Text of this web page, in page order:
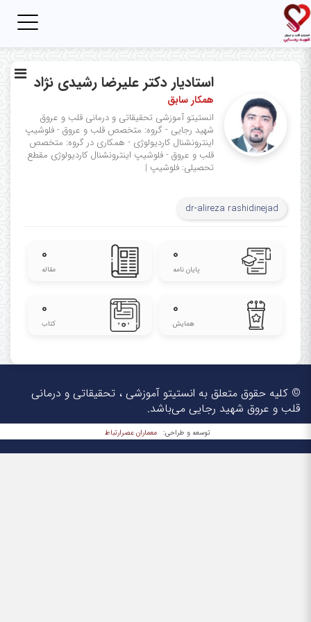
استادیار دکتر علیرضا رشیدی نژاد
همکار سابق
انستیتو آموزشی تحقیقاتی و درمانی قلب و عروق
شهید رجایی - گروه: متخصص قلب و عروق - فلوشیپ
اینترونشنال کاردیولوژی - همکاری در گروه: متخصص
قلب و عروق - فلوشیپ اینترونشنال کاردیولوژی مقطع
تحصیلی: فلوشیپ |
dr-alireza rashidinejad
۰
پایان نامه
۰
مقاله
۰
همایش
۰
کتاب
© کلیه حقوق متعلق به انستیتو آموزشی ، تحقیقاتی و درمانی
قلب و عروق شهید رجایی می‌باشد.
توسعه و طراحی: معماران عصر‌ارتباط